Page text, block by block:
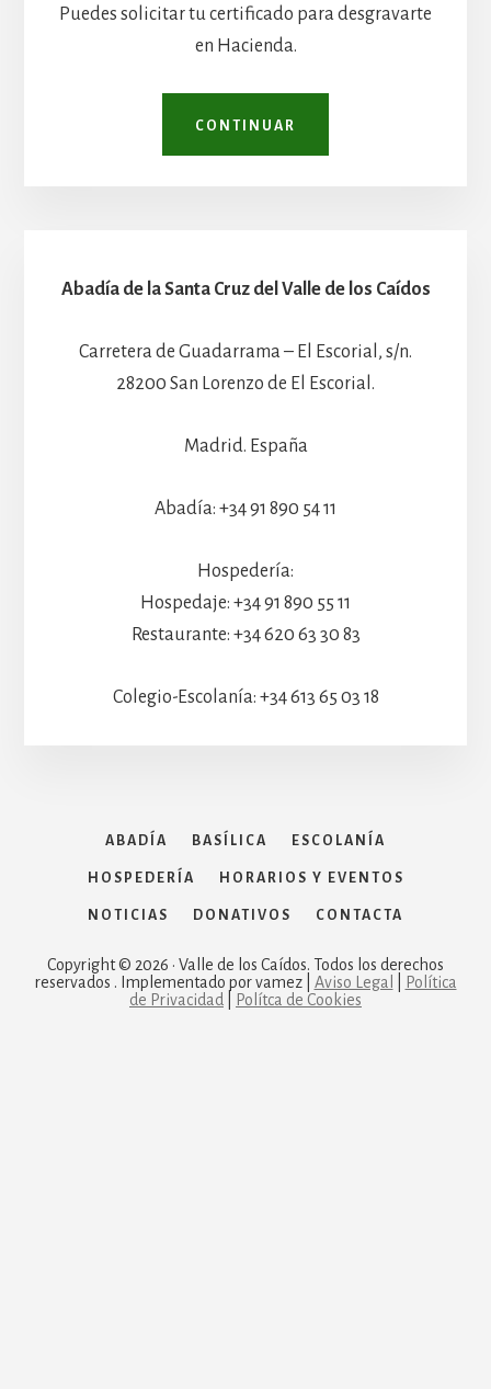
Puedes solicitar tu certificado para desgravarte
en Hacienda.
CONTINUAR
Abadía de la Santa Cruz del Valle de los Caídos
Carretera de Guadarrama – El Escorial, s/n.
28200 San Lorenzo de El Escorial.
Madrid. España
Abadía: +34 91 890 54 11
Hospedería:
Hospedaje: +34 91 890 55 11
Restaurante: +34 620 63 30 83
Colegio-Escolanía: +34 613 65 03 18
ABADÍA BASÍLICA ESCOLANÍA
HOSPEDERÍA HORARIOS Y EVENTOS
NOTICIAS DONATIVOS CONTACTA
Copyright © 2026 · Valle de los Caídos. Todos los derechos
reservados . Implementado por vamez | Aviso Legal
Política
de Privacidad
Polítca de Cookies